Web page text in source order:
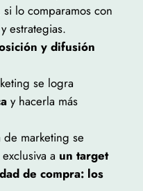
lo comparamos con
estrategias.
y difusión
se logra
y hacerla más
marketing se
a un target
de compra: los